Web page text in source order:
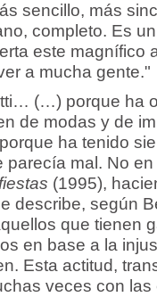
sencillo, más
completo. Es
este magnífico
a mucha gente."
(…) porque ha
de modas y de
ha tenido
parecía mal. No
(1995),
describe, según
que tienen
en base a la
Esta actitud,
veces con